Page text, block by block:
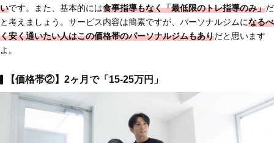
いです。また、基本的には食事指導もなく「最低限のトレ指導のみ」だ
と考えましょう。サービス内容は簡素ですが、パーソナルジムになるべ
く安く通いたい人はこの価格帯のパーソナルジムもありだと思います
よ。
【価格帯②】2ヶ月で「15-25万円」